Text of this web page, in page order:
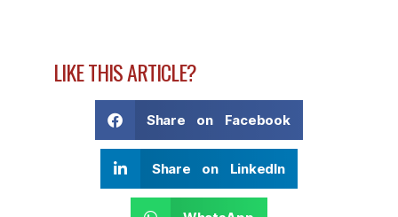
LIKE THIS ARTICLE?
Share on Facebook
Share on LinkedIn